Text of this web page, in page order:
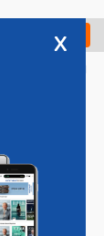
Check in
x